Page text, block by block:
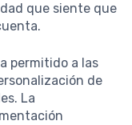
que siente que
permitido a las
de
La